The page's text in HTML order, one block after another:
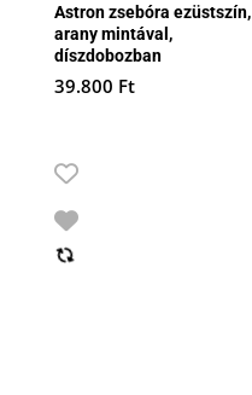
Astron zsebóra ezüstszín,
arany mintával,
díszdobozban
39.800 Ft